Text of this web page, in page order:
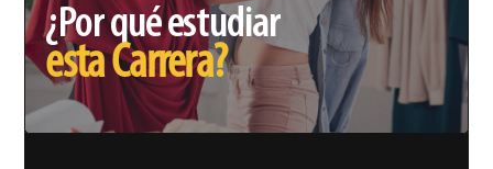
¿Por qué estudiar
esta Carrera?